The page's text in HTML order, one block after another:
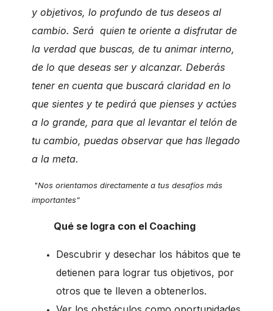
y objetivos, lo profundo de tus deseos al
cambio. Será quien te oriente a disfrutar de
la verdad que buscas, de tu animar interno,
de lo que deseas ser y alcanzar. Deberás
tener en cuenta que buscará claridad en lo
que sientes y te pedirá que pienses y actúes
a lo grande, para que al levantar el telón de
tu cambio, puedas observar que has llegado
a la meta.
"Nos orientamos directamente a tus desafíos más
importantes"
Qué se logra con el Coaching
Descubrir y desechar los hábitos que te
detienen para lograr tus objetivos, por
otros que te lleven a obtenerlos.